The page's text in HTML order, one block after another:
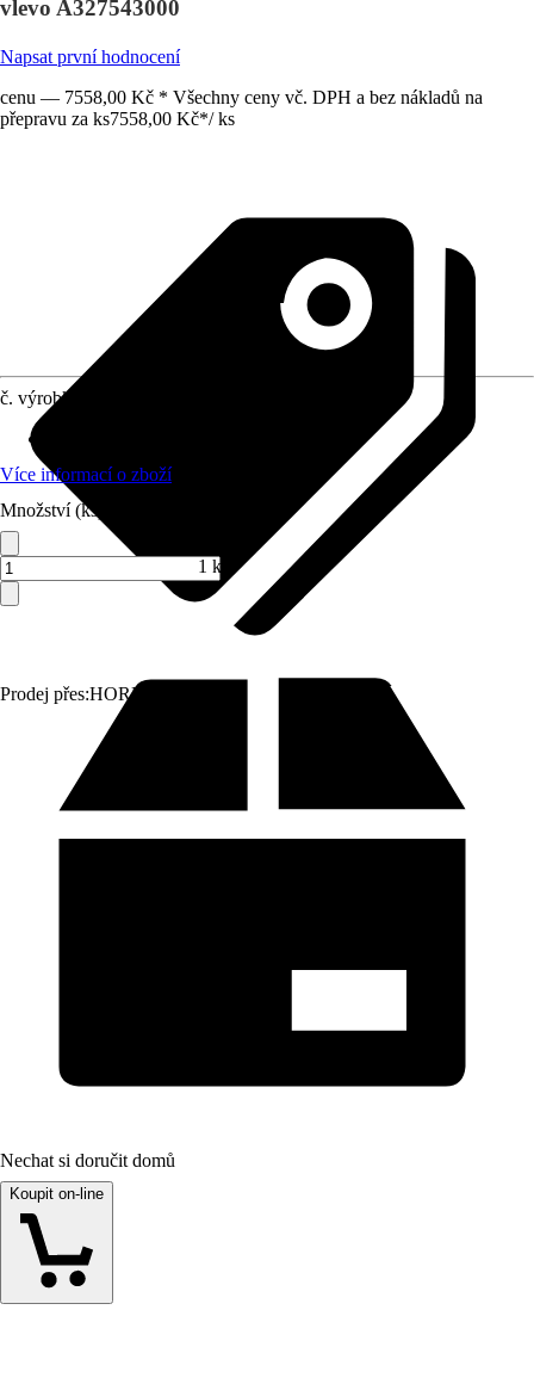
vlevo A327543000
Napsat první hodnocení
cenu — 7558,00 Kč * Všechny ceny vč. DPH a bez nákladů na
přepravu za ks7558,00 Kč*/ ks
Prodej přes:HORNBACH
č. výrobku
Více informací o zboží
Množství (ks)
1 ks
Nechat si doručit domů
Koupit on-line